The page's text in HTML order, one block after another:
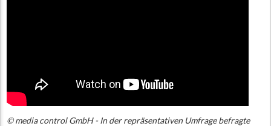
© media control GmbH - In der repräsentativen Umfrage befragte